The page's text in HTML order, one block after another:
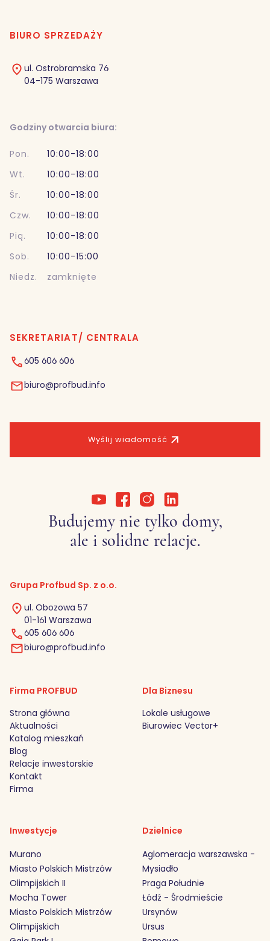
Wyślij wiadomość
BIURO SPRZEDAŻY
ul. Ostrobramska 76
04-175 Warszawa
Godziny otwarcia biura:
Pon.
10:00-18:00
Wt.
10:00-18:00
Śr.
10:00-18:00
Czw.
10:00-18:00
Pią.
10:00-18:00
Sob.
10:00-15:00
Niedz.
zamknięte
SEKRETARIAT/ CENTRALA
605 606 606
biuro@profbud.info
Budujemy nie tylko domy,
ale i solidne relacje.
Grupa Profbud Sp. z o.o.
ul. Obozowa 57
01-161 Warszawa
605 606 606
biuro@profbud.info
Firma PROFBUD
Strona główna
Aktualności
Katalog mieszkań
Blog
Relacje inwestorskie
Kontakt
Firma
Dla Biznesu
Lokale usługowe
Biurowiec Vector+
Inwestycje
Murano
Miasto Polskich Mistrzów
Olimpijskich II
Mocha Tower
Miasto Polskich Mistrzów
Olimpijskich
Dzielnice
Aglomeracja warszawska -
Mysiadło
Praga Południe
Łódź - Środmieście
Ursynów
Ursus